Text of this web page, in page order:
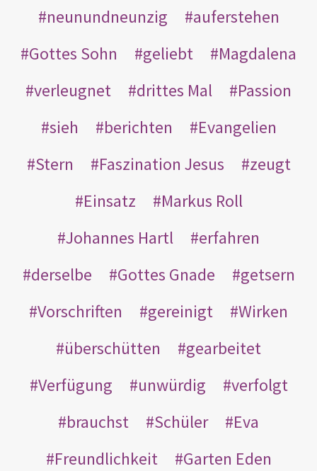
neunundneunzig
auferstehen
Gottes Sohn
geliebt
Magdalena
verleugnet
drittes Mal
Passion
sieh
berichten
Evangelien
Stern
Faszination Jesus
zeugt
Einsatz
Markus Roll
Johannes Hartl
erfahren
derselbe
Gottes Gnade
getsern
Vorschriften
gereinigt
Wirken
überschütten
gearbeitet
Verfügung
unwürdig
verfolgt
brauchst
Schüler
Eva
Freundlichkeit
Garten Eden